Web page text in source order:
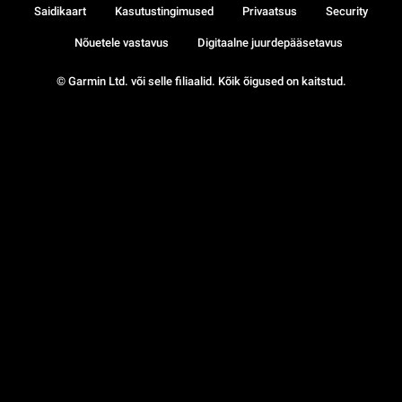
© Garmin Ltd. või selle filiaalid. Kõik õigused on kaitstud.
Saidikaart Kasutustingimused Privaatsus Security
Nõuetele vastavus Digitaalne juurdepääsetavus